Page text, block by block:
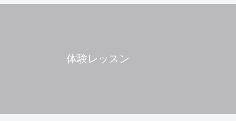
体験レッスン